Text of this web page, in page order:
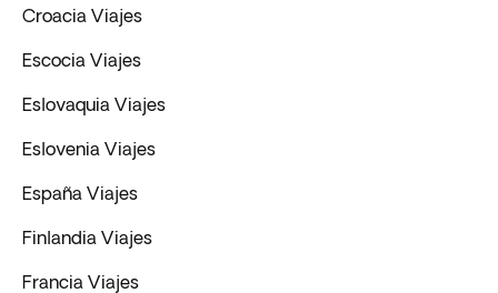
Croacia Viajes
Escocia Viajes
Eslovaquia Viajes
Eslovenia Viajes
España Viajes
Finlandia Viajes
Francia Viajes